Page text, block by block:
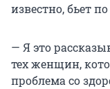
известно, бьет
— Я это
тех женщин,
проблема со